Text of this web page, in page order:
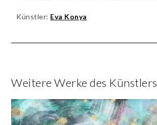
Künstler: Eva Konya
Weitere Werke des Künstlers